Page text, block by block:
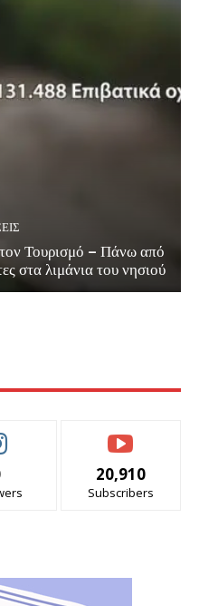
Τουρισμό – Πάνω από
στα λιμάνια του νησιού
20,910
Subscribers